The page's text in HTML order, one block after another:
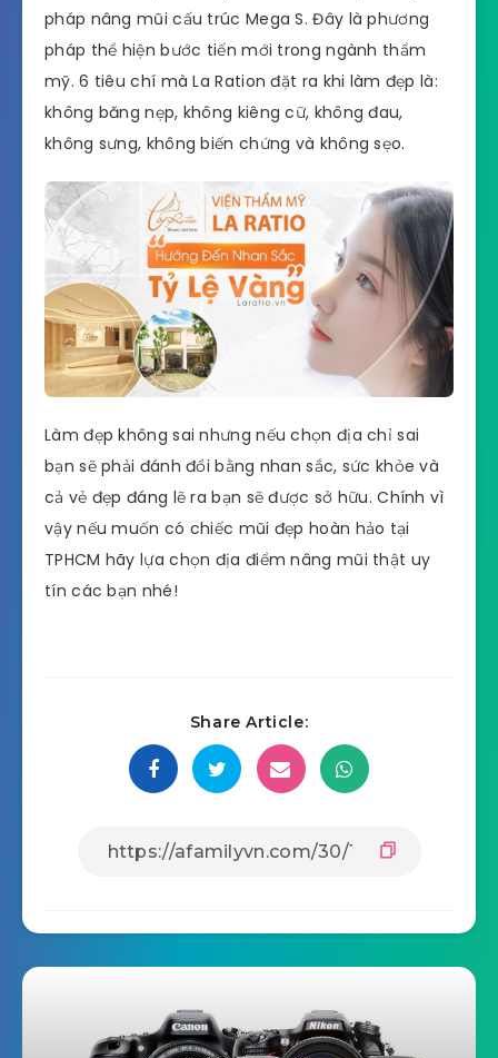
pháp nâng mũi cấu trúc Mega S. Đây là phương
pháp thể hiện bước tiến mới trong ngành thẩm
mỹ. 6 tiêu chí mà La Ration đặt ra khi làm đẹp là:
không băng nẹp, không kiêng cữ, không đau,
không sưng, không biến chứng và không sẹo.
Làm đẹp không sai nhưng nếu chọn địa chỉ sai
bạn sẽ phải đánh đổi bằng nhan sắc, sức khỏe và
cả vẻ đẹp đáng lẽ ra bạn sẽ được sở hữu. Chính vì
vậy nếu muốn có chiếc mũi đẹp hoàn hảo tại
TPHCM hãy lựa chọn địa điểm nâng mũi thật uy
tín các bạn nhé!
Share Article: